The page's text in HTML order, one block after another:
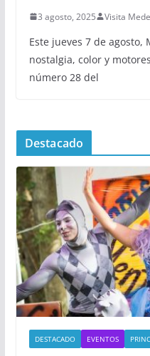
3 agosto, 2025 Visita
Este jueves 7 de
nostalgia, color y
número 28 del
Destacado
DESTACADO EVENTOS